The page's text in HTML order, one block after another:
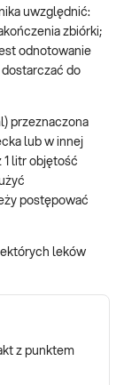
uwzględnić:
zbiórki;
odnotowanie
dostarczać do
przeznaczona
lub w innej
1 litr objętość
postępować
leków
z punktem